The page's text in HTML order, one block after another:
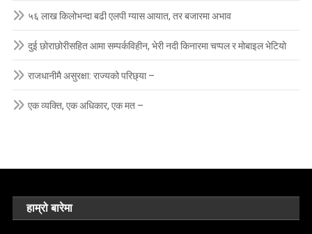
५६ लाख किलोभन्दा बढी एलपी ग्यास आयात, तर बजारमा अभाव
दुई छोराछोरीसहित आमा सम्पर्कविहीन, भेरी नदी किनारमा चप्पल र मोबाइल भेटियो
राजधानीमै असुरक्षा: राज्यको परिछ्या –
एक व्यक्ति, एक अधिकार, एक मत –
हाम्रो बारेमा